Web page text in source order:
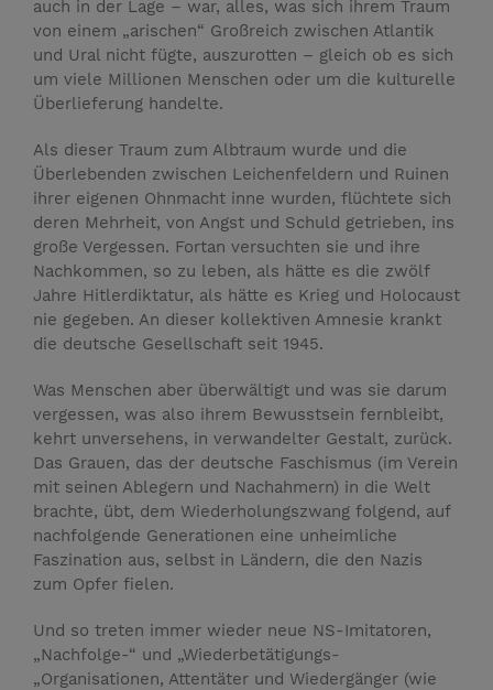
auch in der Lage – war, alles, was sich ihrem Traum
von einem „arischen“ Großreich zwischen Atlantik
und Ural nicht fügte, auszurotten – gleich ob es sich
um viele Millionen Menschen oder um die kulturelle
Überlieferung handelte.
Als dieser Traum zum Albtraum wurde und die
Überlebenden zwischen Leichenfeldern und Ruinen
ihrer eigenen Ohnmacht inne wurden, flüchtete sich
deren Mehrheit, von Angst und Schuld getrieben, ins
große Vergessen. Fortan versuchten sie und ihre
Nachkommen, so zu leben, als hätte es die zwölf
Jahre Hitlerdiktatur, als hätte es Krieg und Holocaust
nie gegeben. An dieser kollektiven Amnesie krankt
die deutsche Gesellschaft seit 1945.
Was Menschen aber überwältigt und was sie darum
vergessen, was also ihrem Bewusstsein fernbleibt,
kehrt unversehens, in verwandelter Gestalt, zurück.
Das Grauen, das der deutsche Faschismus (im Verein
mit seinen Ablegern und Nachahmern) in die Welt
brachte, übt, dem Wiederholungszwang folgend, auf
nachfolgende Generationen eine unheimliche
Faszination aus, selbst in Ländern, die den Nazis
zum Opfer fielen.
Und so treten immer wieder neue NS-Imitatoren,
„Nachfolge-“ und „Wiederbetätigungs-
„Organisationen, Attentäter und Wiedergänger (wie